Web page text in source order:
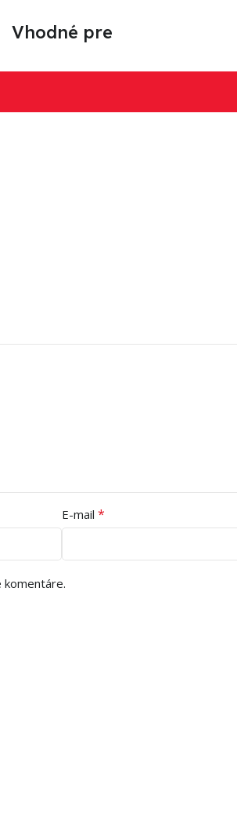
Vhodné pre
E-mail *
komentáre.